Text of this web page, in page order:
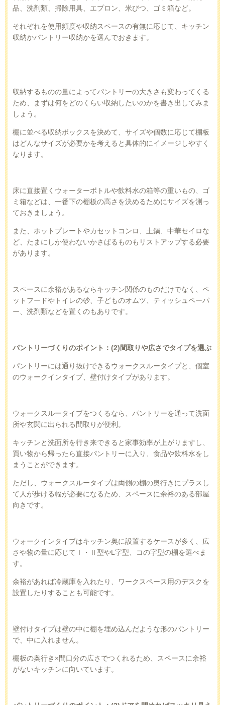
品、洗剤類、掃除用具、エプロン、米びつ、ゴミ箱など。
それぞれを使用頻度や収納スペースの有無に応じて、キッチン
収納かパントリー収納かを選んでおきます。
収納するものの量によってパントリーの大きさも変わってくる
ため、まずは何をどのくらい収納したいのかを書き出してみま
しょう。
棚に並べる収納ボックスを決めて、サイズや個数に応じて棚板
はどんなサイズが必要かを考えると具体的にイメージしやすく
なります。
床に直接置くウォーターボトルや飲料水の箱等の重いもの、ゴ
ミ箱などは、一番下の棚板の高さを決めるためにサイズを測っ
ておきましょう。
また、ホットプレートやカセットコンロ、土鍋、中華セイロな
ど、たまにしか使わないかさばるものもリストアップする必要
があります。
スペースに余裕があるならキッチン関係のものだけでなく、ペ
ットフードやトイレの砂、子どものオムツ、ティッシュペーパ
ー、洗剤類などを置くのもありです。
パントリーづくりのポイント： (2)間取りや広さでタイプを選ぶ
パントリーには通り抜けできるウォークスルータイプと、個室
のウォークインタイプ、壁付けタイプがあります。
ウォークスルータイプをつくるなら、パントリーを通って洗面
所や玄関に出られる間取りが便利。
キッチンと洗面所を行き来できると家事効率が上がりますし、
買い物から帰ったら直接パントリーに入り、食品や飲料水をし
まうことができます。
ただし、ウォークスルータイプは両側の棚の奥行きにプラスし
て人が歩ける幅が必要になるため、スペースに余裕のある部屋
向きです。
ウォークインタイプはキッチン奥に設置するケースが多く、広
さや物の量に応じてⅠ・Ⅱ型やL 字型、コの字型の棚を選べま
す。
余裕があれば冷蔵庫を入れたり、ワークスペース用のデスクを
設置したりすることも可能です。
壁付けタイプは壁の中に棚を埋め込んだような形のパントリー
で、中に入れません。
棚板の奥行き×間口分の広さでつくれるため、スペースに余裕
がないキッチンに向いています。